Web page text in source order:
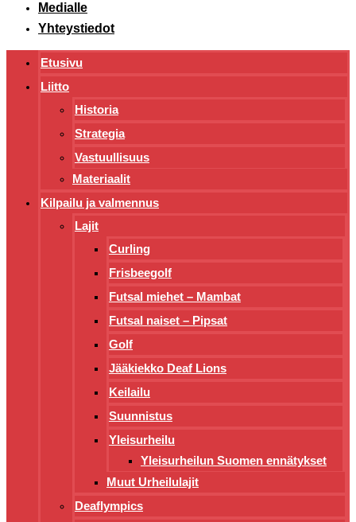
Medialle
Yhteystiedot
Etusivu
Liitto
Historia
Strategia
Vastuullisuus
Materiaalit
Kilpailu ja valmennus
Lajit
Curling
Frisbeegolf
Futsal miehet – Mambat
Futsal naiset – Pipsat
Golf
Jääkiekko Deaf Lions
Keilailu
Suunnistus
Yleisurheilu
Yleisurheilun Suomen ennätykset
Muut Urheilulajit
Deaflympics